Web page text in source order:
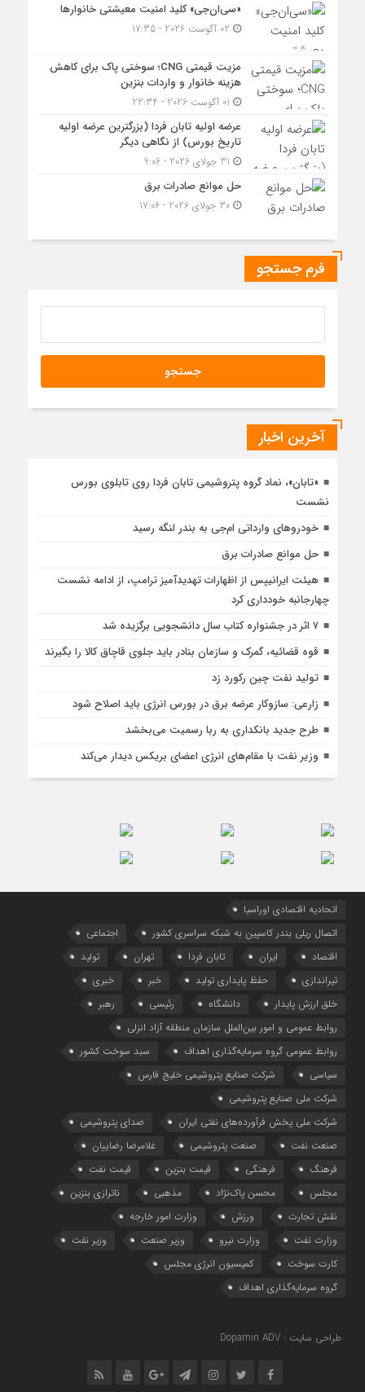
«سی‌ان‌جی» کلید امنیت معیشتی خانوارها
مزیت قیمتی CNG؛ سوختی پاک برای کاهش
هزینه خانوار و واردات بنزین
عرضه اولیه تابان فردا (بزرگترین عرضه اولیه
تاریخ بورس) از نگاهی دیگر
حل موانع صادرات برق
30 جولای 2026 - 17:06
فرم جستجو
آخرین اخبار
«تابان»، نماد گروه پتروشیمی تابان فردا روی تابلوی بورس
نشست
خودروهای وارداتی ام‌جی به بندر لنگه رسید
حل موانع صادرات برق
هیئت ایرانیپس از اظهارات تهدیدآمیز ترامپ، از ادامه نشست
چهارجانبه خودداری کرد
۷ اثر در جشنواره کتاب سال دانشجویی برگزیده شد
قوه قضائیه، گمرک و سازمان بنادر باید جلوی قاچاق کالا را بگیرند
تولید نفت چین رکورد زد
زارعی: سازوکار عرضه برق در بورس انرژی باید اصلاح شود
طرح جدید بانکداری به ربا رسمیت می‌بخشد
وزیر نفت با مقام‌های انرژی اعضای بریکس دیدار می‌کند
اتحادیه اقتصادی اوراسیا
اتصال ریلی بندر کاسپین به شبکه سراسری کشور
اجتماعی
اقتصاد
ایران تابان فردا تهران
تولید
تیراندازی
حفظ پایداری تولید خبر
خبری
خلق ارزش پایدار
دانشگاه رئیسی
رهبر
روابط عمومی و امور بین‌الملل سازمان منطقه آزاد انزلی
روابط عمومی گروه سرمایه‌گذاری اهداف
سبد سوخت کشور
سیاسی
شرکت صنایع پتروشیمی خلیج فارس
شرکت ملی صنایع پتروشیمی
شرکت ملی پخش فرآورده‌های نفتی ایران
صدای پتروشیمی
صنعت نفت
صنعت پتروشیمی
غلامرضا رضاییان
فرهنگ
فرهنگی قیمت بنزین
قیمت نفت
مجلس
محسن پاک‌نژاد مذهبی
ناترازی بنزین
نقش تجارت
ورزش
وزارت امور خارجه
وزارت نفت
وزارت نیرو وزیر صنعت
وزیر نفت
کارت سوخت
کمیسیون انرژی مجلس
گروه سرمایه‌‌گذاری اهداف
طراحی سایت : Dopamin ADV